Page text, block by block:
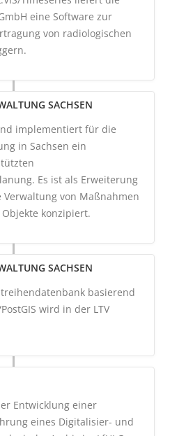
eine Software zur
von radiologischen
SACHSEN
implementiert für die
in Sachsen ein
Es ist als Erweiterung
Verwaltung von Maßnahmen
konzipiert.
SACHSEN
basierend
wird in der LTV
Entwicklung einer
eines Digitalisier- und